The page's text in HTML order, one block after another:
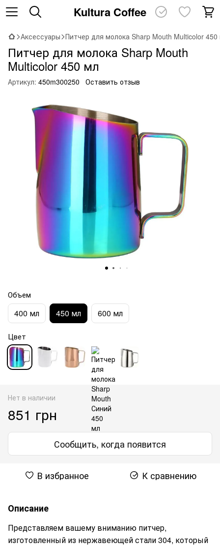
Kultura Coffee
Аксессуары Питчер для молока Sharp Mouth Multicolor
Питчер для молока Sharp Mouth
Multicolor 450 мл
Артикул: 450m300250 Оставить отзыв
Объем
400 мл 450 мл 600 мл
Цвет
Нет в наличии
851 грн
Сообщить, когда появится
В избранное К сравнению
Описание
Представляем вашему вниманию питчер,
изготовленный из нержавеющей стали 304, который